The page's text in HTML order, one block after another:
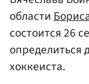
области
состоится 26
определиться
хоккеиста.